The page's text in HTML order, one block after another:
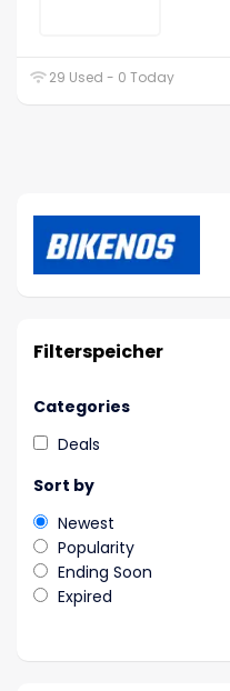
29 Used - 0 Today
Filterspeicher
Categories
Deals
Sort by
Newest
Popularity
Ending Soon
Expired